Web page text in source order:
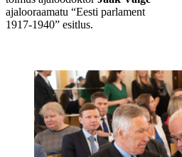
ajalooraamatu “Eesti parlament
1917-1940” esitlus.